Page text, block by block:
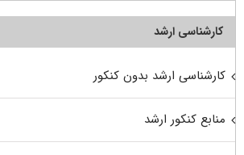
کارشناسی ارشد
کارشناسی ارشد بدون کنکور
منابع کنکور ارشد